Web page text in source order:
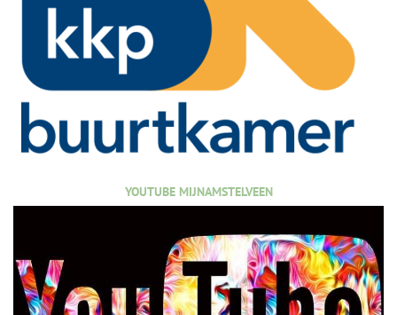
YOUTUBE MIJNAMSTELVEEN